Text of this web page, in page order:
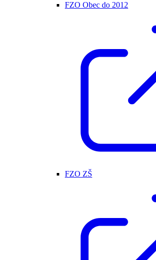
FZO Obec do 2012
FZO ZŠ